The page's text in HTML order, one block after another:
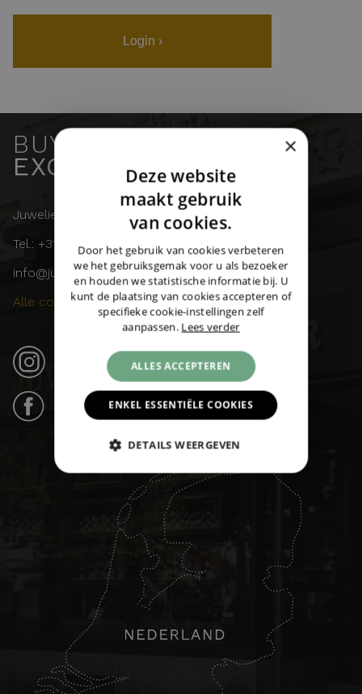
Login ›
BUY & SELL
EXCLUSIVE WATCHES
Juwelier Burger
Tel.: +31 (0)43 358 11 55
info@juwelierburger.com
Alle contactgegevens ›
Instagram (21k volgers) ›
Facebook (31k likes) ›
GERMAN
×
Deze website
maakt gebruik
van cookies.
Door het gebruik van cookies verbeteren
we het gebruiksgemak voor u als bezoeker
en houden we statistische informatie bij. U
kunt de plaatsing van cookies accepteren of
specifieke cookie-instellingen zelf
aanpassen. Lees verder
ALLES ACCEPTEREN
ENKEL ESSENTIËLE COOKIES
DETAILS WEERGEVEN